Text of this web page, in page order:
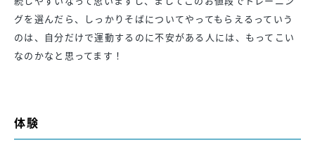
グを選んだら、しっかりそばについてやってもらえるっていう
のは、自分だけで運動するのに不安がある人には、もってこい
なのかなと思ってます！
体験